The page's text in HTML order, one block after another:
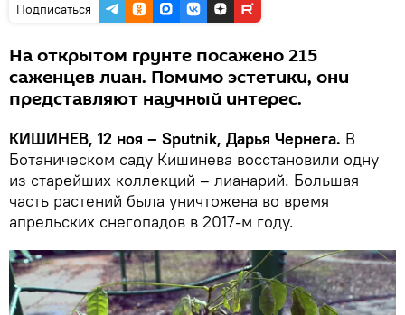
Подписаться
На открытом грунте посажено 215
саженцев лиан. Помимо эстетики, они
представляют научный интерес.
КИШИНЕВ, 12 ноя – Sputnik, Дарья Чернега. В
Ботаническом саду Кишинева восстановили одну
из старейших коллекций – лианарий. Большая
часть растений была уничтожена во время
апрельских снегопадов в 2017-м году.